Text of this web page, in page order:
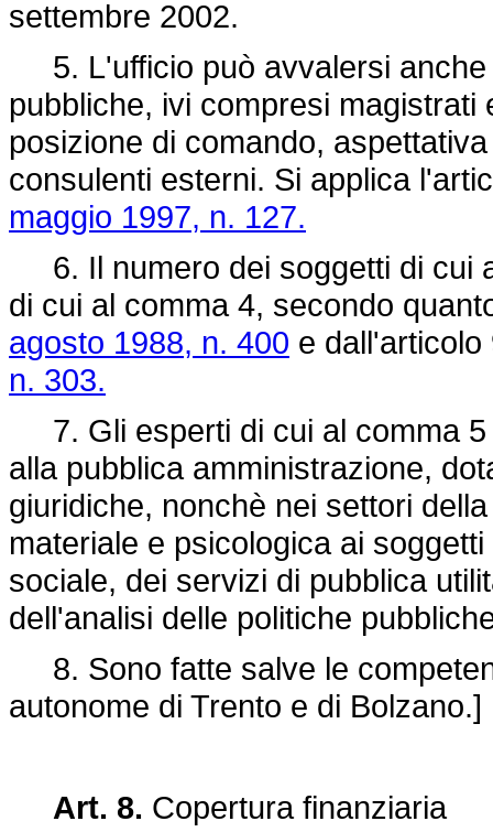
settembre 2002.
5. L'ufficio può avvalersi anche
pubbliche, ivi compresi
posizione di comando,
consulenti esterni. Si applica
maggio 1997, n. 127.
6. Il numero dei soggetti di cui
di cui al comma 4, secondo
agosto 1988, n. 400 e
n. 303.
7. Gli esperti di cui al comma 5
alla pubblica amministrazione,
giuridiche, nonchè nei settori
materiale e psicologica ai
sociale, dei servizi di pubblica
dell'analisi delle politiche
8. Sono fatte salve le
autonome di Trento e di Bolzano.]
Art. 8. Copertura finanziaria